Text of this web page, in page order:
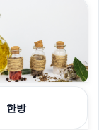
한방